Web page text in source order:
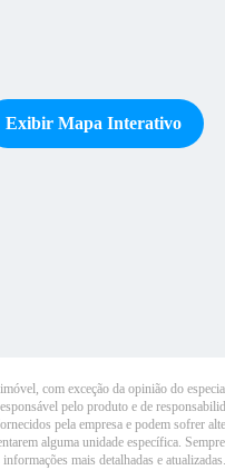
Exibir Mapa Interativo
com exceção da opinião do
pelo produto e de
pela empresa e podem sofrer
alguma unidade específica.
mais detalhadas e atualizadas.